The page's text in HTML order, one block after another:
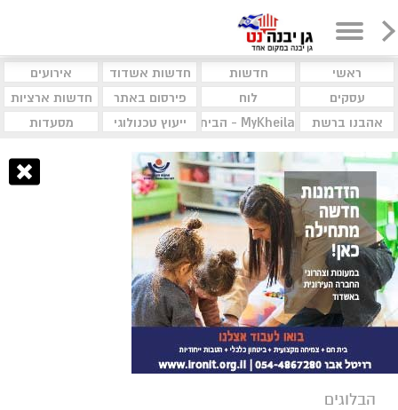
ראשי חדשות חדשות אשדוד
אירועים
עסקים
לוח פירסום באתר
חדשות ארציות
אהבנו ברשת
MyKheila - הבית לעסקים וקהילות ייעוץ טכנולוגי מסעדות
הבלוגים